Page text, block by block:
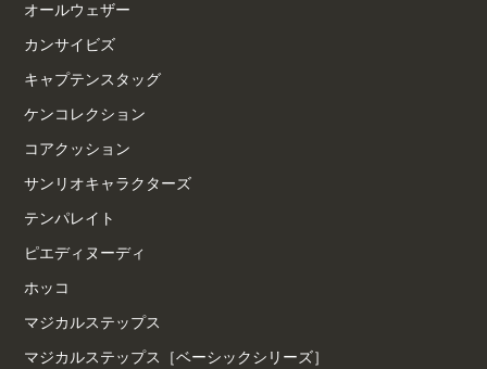
オールウェザー
カンサイビズ
キャプテンスタッグ
ケンコレクション
コアクッション
サンリオキャラクターズ
テンパレイト
ピエディヌーディ
ホッコ
マジカルステップス
マジカルステップス［ベーシックシリーズ］